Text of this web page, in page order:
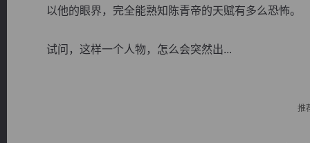
以他的眼界，完全能熟知陈青帝的天赋有多么恐怖。
试问，这样一个人物，怎么会突然出...
推